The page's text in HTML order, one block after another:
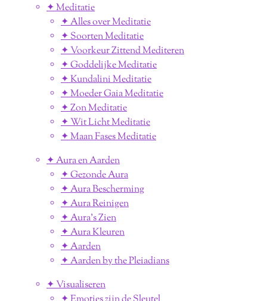
✦ Meditatie
✦ Alles over Meditatie
✦ Soorten Meditatie
✦ Voorkeur Zittend Mediteren
✦ Goddelijke Meditatie
✦ Kundalini Meditatie
✦ Moeder Gaia Meditatie
✦ Zon Meditatie
✦ Wit Licht Meditatie
✦ Maan Fases Meditatie
✦ Aura en Aarden
✦ Gezonde Aura
✦ Aura Bescherming
✦ Aura Reinigen
✦ Aura's Zien
✦ Aura Kleuren
✦ Aarden
✦ Aarden by the Pleiadians
✦ Visualiseren